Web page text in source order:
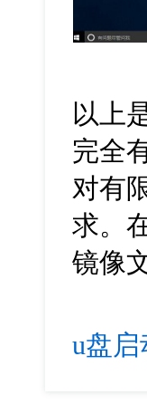
以上
完全
对有
求。
镜像
u盘